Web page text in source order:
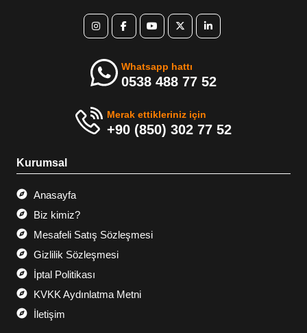
Whatsapp hattı
0538 488 77 52
Merak ettikleriniz için
+90 (850) 302 77 52
Kurumsal
Anasayfa
Biz kimiz?
Mesafeli Satış Sözleşmesi
Gizlilik Sözleşmesi
İptal Politikası
KVKK Aydınlatma Metni
İletişim